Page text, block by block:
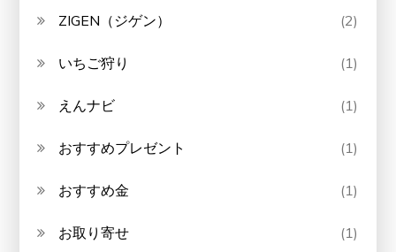
ZIGEN（ジゲン） (2)
いちご狩り (1)
えんナビ (1)
おすすめプレゼント (1)
おすすめ金 (1)
お取り寄せ (1)